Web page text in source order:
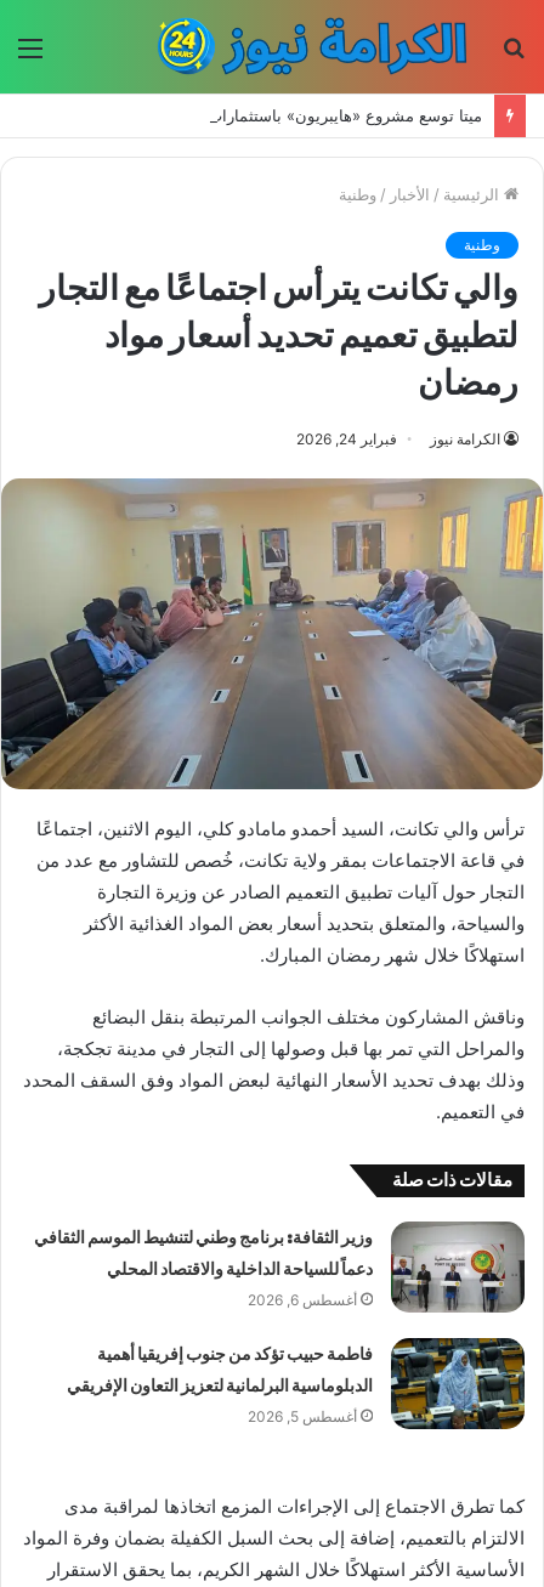
الرئيسية / الأخبار / وطنية
وطنية
والي تكانت يترأس اجتماعًا مع التجار
لتطبيق تعميم تحديد أسعار مواد
رمضان
الكرامة نيوز فبراير 24, 2026
ترأس والي تكانت، السيد أحمدو مامادو كلي، اليوم الاثنين، اجتماعًا
في قاعة الاجتماعات بمقر ولاية تكانت، خُصص للتشاور مع عدد من
التجار حول آليات تطبيق التعميم الصادر عن وزيرة التجارة
والسياحة، والمتعلق بتحديد أسعار بعض المواد الغذائية الأكثر
استهلاكًا خلال شهر رمضان المبارك.
وناقش المشاركون مختلف الجوانب المرتبطة بنقل البضائع
والمراحل التي تمر بها قبل وصولها إلى التجار في مدينة تجكجة،
وذلك بهدف تحديد الأسعار النهائية لبعض المواد وفق السقف المحدد
في التعميم.
مقالات ذات صلة
وزير الثقافة: برنامج وطني لتنشيط الموسم الثقافي
دعماً للسياحة الداخلية والاقتصاد المحلي
أغسطس 6, 2026
فاطمة حبيب تؤكد من جنوب إفريقيا أهمية
الدبلوماسية البرلمانية لتعزيز التعاون الإفريقي
أغسطس 5, 2026
كما تطرق الاجتماع إلى الإجراءات المزمع اتخاذها لمراقبة مدى
الالتزام بالتعميم، إضافة إلى بحث السبل الكفيلة بضمان وفرة المواد
الأساسية الأكثر استهلاكًا خلال الشهر الكريم، بما يحقق الاستقرار